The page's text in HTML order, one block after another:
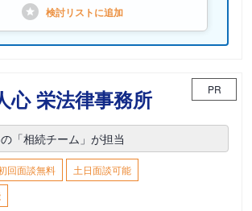
検討リストに追加
心 栄法律事務所 PR
「相続チーム」が担当
回面談無料
土日面談可能